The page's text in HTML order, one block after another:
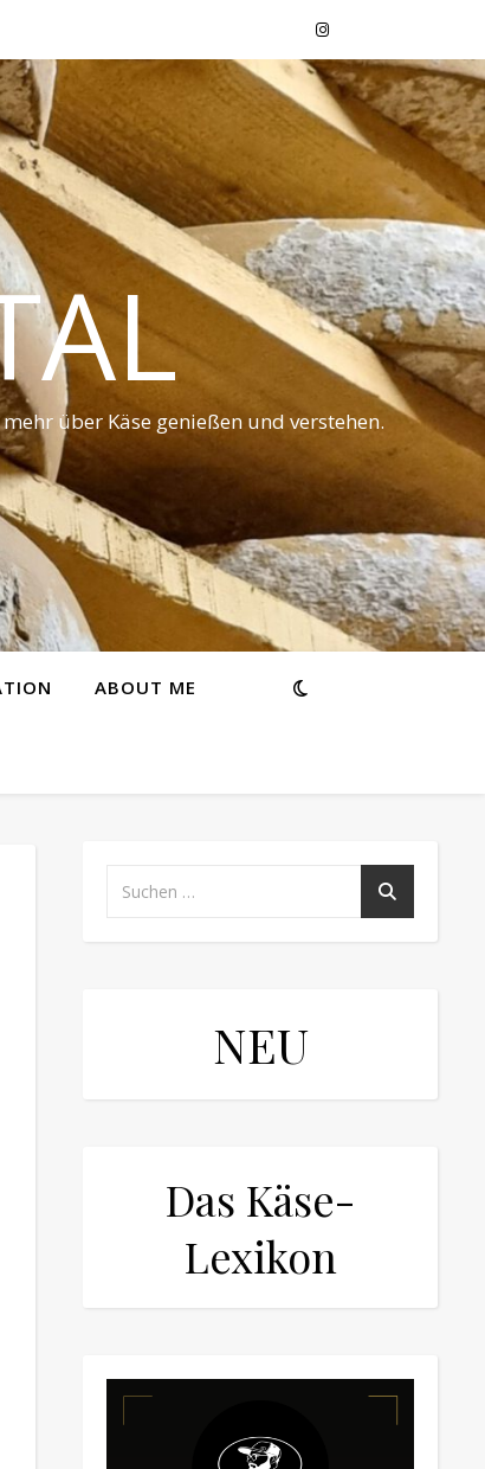
über Käse genießen und verstehen.
ABOUT ME
NEU
Das Käse-
Lexikon